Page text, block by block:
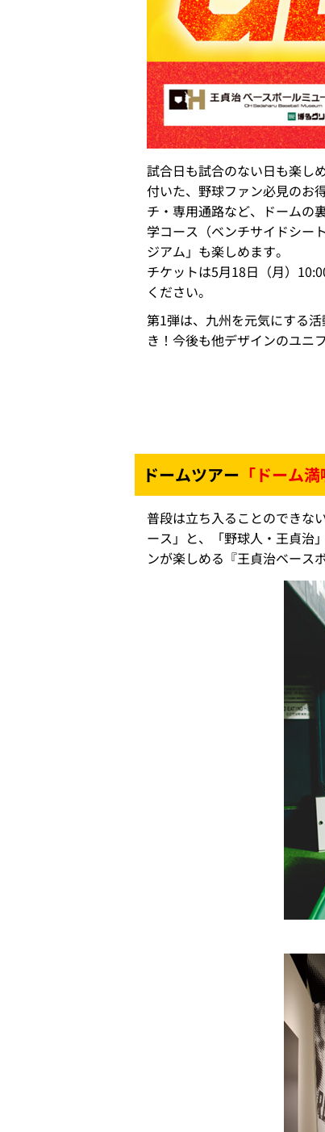
試合日も試合のない日も楽し
付いた、野球ファン必見のお
チ・専用通路など、ドームの
学コース（ベンチサイドシー
ジアム」も楽しめます。
チケットは5月18日（月）
ください。
第1弾は、九州を元気にする
き！今後も他デザインのユニ
ドームツアー 「ドーム
普段は立ち入ることのできな
ース」と、「野球人・王貞治
ンが楽しめる『王貞治ベース